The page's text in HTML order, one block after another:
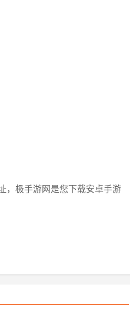
，极手游网是您下载安卓手游